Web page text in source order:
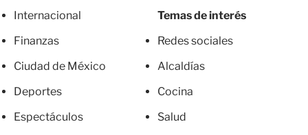
Internacional
Finanzas
Ciudad de México
Deportes
Espectáculos
Temas de interés
Redes sociales
Alcaldías
Cocina
Salud